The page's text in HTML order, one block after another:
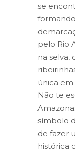
se
pelo Rio
na
única
Não te
símbolo
de fazer
histórica